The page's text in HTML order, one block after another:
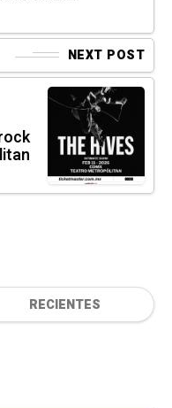
NEXT POST
RECIENTES